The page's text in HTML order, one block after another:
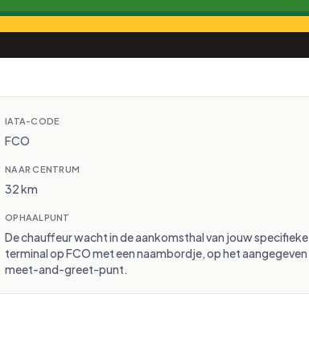
IATA-CODE
FCO
NAAR CENTRUM
32 km
OPHAALPUNT
De chauffeur wacht in de aankomsthal van jouw specifieke
terminal op FCO met een naambordje, op het aangegeven
meet-and-greet-punt.